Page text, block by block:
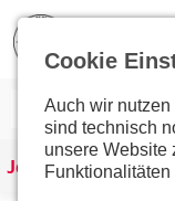
Johanniter
Cookie
Auch wir
sind technisch
unsere Website